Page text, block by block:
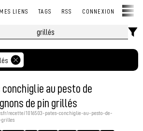
MES LIENS TAGS RSS CONNEXION
au pesto de
de pin grillés
recette/1016503-pates-conchiglie-au-pesto-de-